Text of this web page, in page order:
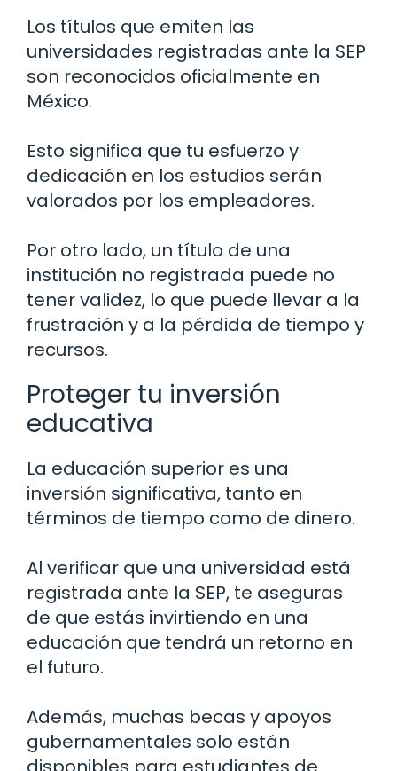
Los títulos que emiten las
universidades registradas ante la SEP
son reconocidos oficialmente en
México.
Esto significa que tu esfuerzo y
dedicación en los estudios serán
valorados por los empleadores.
Por otro lado, un título de una
institución no registrada puede no
tener validez, lo que puede llevar a la
frustración y a la pérdida de tiempo y
recursos.
Proteger tu inversión
educativa
La educación superior es una
inversión significativa, tanto en
términos de tiempo como de dinero.
Al verificar que una universidad está
registrada ante la SEP, te aseguras
de que estás invirtiendo en una
educación que tendrá un retorno en
el futuro.
Además, muchas becas y apoyos
gubernamentales solo están